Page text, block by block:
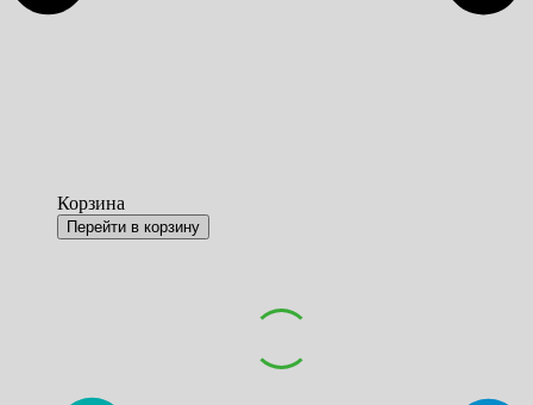
Корзина
Перейти в корзину